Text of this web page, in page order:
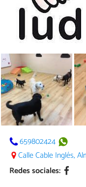
659802424
Calle Cable Inglés,
Redes sociales: